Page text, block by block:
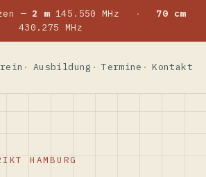
— 2 m145.550 MHz ·
70 cm
430.275 MHz
Ausbildung Termine Kontakt
HAMBURG